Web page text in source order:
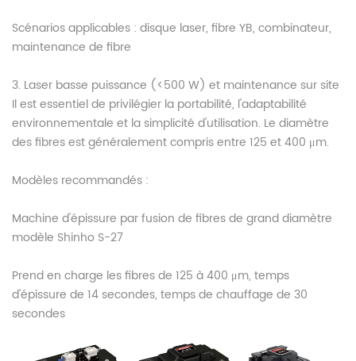
Scénarios applicables : disque laser, fibre YB, combinateur,
maintenance de fibre
3. Laser basse puissance (<500 W) et maintenance sur site
Il est essentiel de privilégier la portabilité, l'adaptabilité
environnementale et la simplicité d'utilisation. Le diamètre
des fibres est généralement compris entre 125 et 400 μm.
Modèles recommandés :
Machine d'épissure par fusion de fibres de grand diamètre
modèle Shinho S-27
Prend en charge les fibres de 125 à 400 μm, temps
d'épissure de 14 secondes, temps de chauffage de 30
secondes